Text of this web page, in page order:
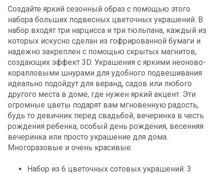
Создайте яркий сезонный образ с помощью этого
набора больших подвесных цветочных украшений. В
набор входят три нарцисса и три тюльпана, каждый из
которых искусно сделан из гофрированной бумаги и
надежно закреплен с помощью скрытых магнитов,
создающих эффект 3D. Украшения с яркими неоново-
коралловыми шнурами для удобного подвешивания
идеально подойдут для веранд, садов или любого
другого места в доме, где нужен яркий акцент. Эти
огромные цветы подарят вам мгновенную радость,
будь то девичник перед свадьбой, вечеринка в честь
рождения ребенка, особый день рождения, весенняя
вечеринка или просто украшение для дома.
Многоразовые и очень красивые.
Набор из 6 цветочных сотовых украшений: 3